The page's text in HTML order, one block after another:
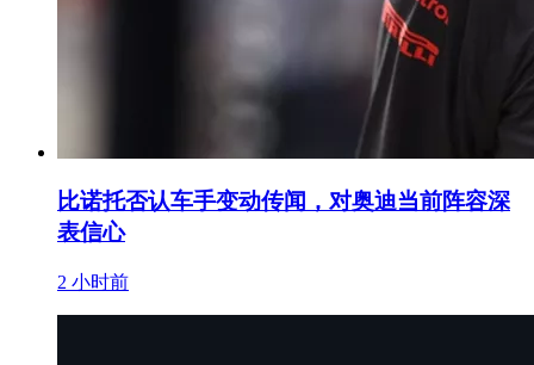
比诺托否认车手变动传闻，对奥迪当前阵容深
表信心
2 小时前